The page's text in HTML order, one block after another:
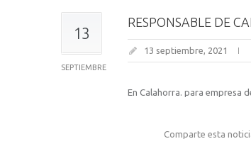
13
SEPTIEMBRE
RESPONSABLE DE
13 septiembre, 2021
En Calahorra. para empresa
Comparte esta